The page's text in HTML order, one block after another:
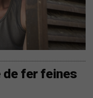
de fer feines